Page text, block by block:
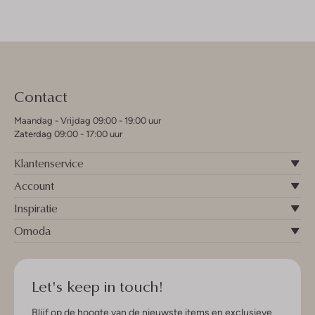
Contact
Maandag - Vrijdag 09:00 - 19:00 uur
Zaterdag 09:00 - 17:00 uur
Klantenservice
Account
Inspiratie
Omoda
Let's keep in touch!
Blijf op de hoogte van de nieuwste items en exclusieve